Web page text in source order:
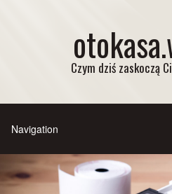
Czym dziś zaskoczą